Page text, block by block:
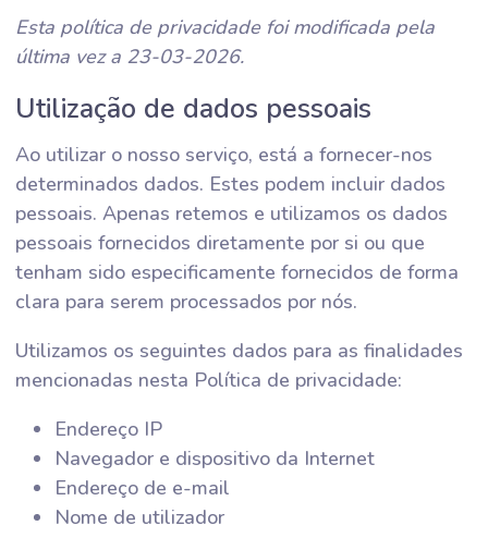
Esta política de privacidade foi modificada pela
última vez a 23-03-2026.
Utilização de dados pessoais
Ao utilizar o nosso serviço, está a fornecer-nos
determinados dados. Estes podem incluir dados
pessoais. Apenas retemos e utilizamos os dados
pessoais fornecidos diretamente por si ou que
tenham sido especificamente fornecidos de forma
clara para serem processados por nós.
Utilizamos os seguintes dados para as finalidades
mencionadas nesta Política de privacidade:
Endereço IP
Navegador e dispositivo da Internet
Endereço de e-mail
Nome de utilizador